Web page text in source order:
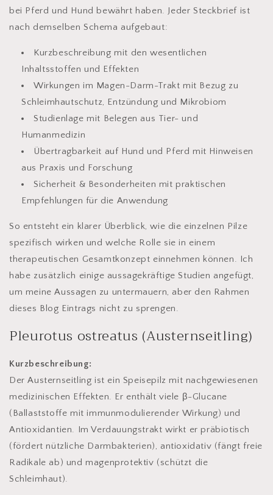
bei Pferd und Hund bewährt haben. Jeder Steckbrief ist
nach demselben Schema aufgebaut:
Kurzbeschreibung mit den wesentlichen
Inhaltsstoffen und Effekten
Wirkungen im Magen-Darm-Trakt mit Bezug zu
Schleimhautschutz, Entzündung und Mikrobiom
Studienlage mit Belegen aus Tier- und
Humanmedizin
Übertragbarkeit auf Hund und Pferd mit Hinweisen
aus Praxis und Forschung
Sicherheit & Besonderheiten mit praktischen
Empfehlungen für die Anwendung
So entsteht ein klarer Überblick, wie die einzelnen Pilze
spezifisch wirken und welche Rolle sie in einem
therapeutischen Gesamtkonzept einnehmen können. Ich
habe zusätzlich einige aussagekräftige Studien angefügt,
um meine Aussagen zu untermauern, aber den Rahmen
dieses Blog Eintrags nicht zu sprengen.
Pleurotus ostreatus (Austernseitling)
Kurzbeschreibung:
Der Austernseitling ist ein Speisepilz mit nachgewiesenen
medizinischen Effekten. Er enthält viele β-Glucane
(Ballaststoffe mit immunmodulierender Wirkung) und
Antioxidantien. Im Verdauungstrakt wirkt er präbiotisch
(fördert nützliche Darmbakterien), antioxidativ (fängt freie
Radikale ab) und magenprotektiv (schützt die
Schleimhaut).